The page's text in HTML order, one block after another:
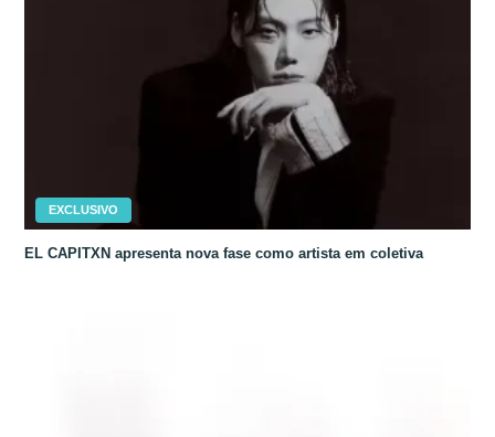
EXCLUSIVO
EL CAPITXN apresenta nova fase como artista em coletiva